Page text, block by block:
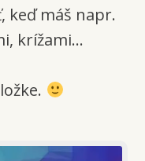
keď máš napr.
krížami...